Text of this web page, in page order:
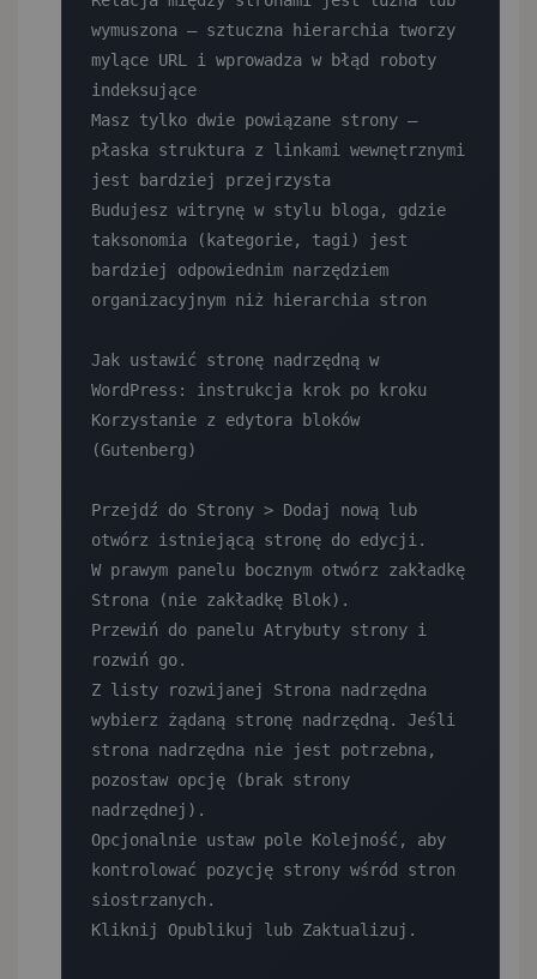
wymuszona — sztuczna hierarchia tworzy
mylące URL i wprowadza w błąd roboty
indeksujące
Masz tylko dwie powiązane strony —
płaska struktura z linkami wewnętrznymi
jest bardziej przejrzysta
Budujesz witrynę w stylu bloga, gdzie
taksonomia (kategorie, tagi) jest
bardziej odpowiednim narzędziem
organizacyjnym niż hierarchia stron
Jak ustawić stronę nadrzędną w
WordPress: instrukcja krok po kroku
Korzystanie z edytora bloków
(Gutenberg)
Przejdź do Strony > Dodaj nową lub
otwórz istniejącą stronę do edycji.
W prawym panelu bocznym otwórz zakładkę
Strona (nie zakładkę Blok).
Przewiń do panelu Atrybuty strony i
rozwiń go.
Z listy rozwijanej Strona nadrzędna
wybierz żądaną stronę nadrzędną. Jeśli
strona nadrzędna nie jest potrzebna,
pozostaw opcję (brak strony
nadrzędnej).
Opcjonalnie ustaw pole Kolejność, aby
kontrolować pozycję strony wśród stron
siostrzanych.
Kliknij Opublikuj lub Zaktualizuj.